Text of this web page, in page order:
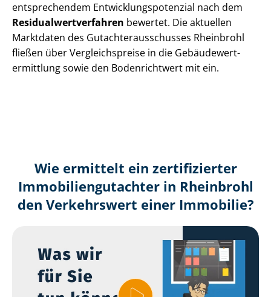
entsprechendem Ent­wick­lungs­po­ten­zi­al nach dem
Re­si­du­al­wert­ver­fah­ren bewertet. Die aktuellen
Marktdaten des Gut­ach­ter­aus­schus­ses Rheinbrohl
fließen über Ver­gleichs­prei­se in die Ge­bäu­de­wert­
ermitt­lung sowie den Bodenrichtwert mit ein.
Wie ermittelt ein zertifizierter
Immobilien­gutachter in Rheinbrohl
den Verkehrswert einer Immobilie?